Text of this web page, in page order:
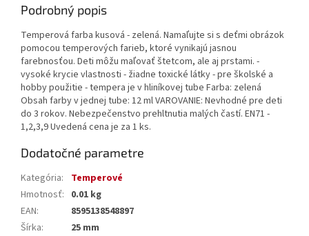
Podrobný popis
Temperová farba kusová - zelená. Namaľujte si s deťmi obrázok
pomocou temperových farieb, ktoré vynikajú jasnou
farebnosťou. Deti môžu maľovať štetcom, ale aj prstami. -
vysoké krycie vlastnosti - žiadne toxické látky - pre školské a
hobby použitie - tempera je v hliníkovej tube Farba: zelená
Obsah farby v jednej tube: 12 ml VAROVANIE: Nevhodné pre deti
do 3 rokov. Nebezpečenstvo prehltnutia malých častí. EN71 -
1,2,3,9 Uvedená cena je za 1 ks.
Dodatočné parametre
Kategória:
Temperové
Hmotnosť: 0.01 kg
EAN:
8595138548897
Šírka:
25 mm